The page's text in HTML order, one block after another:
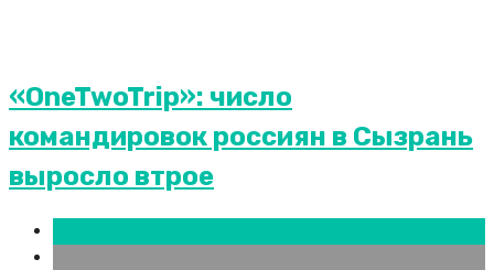
«OneTwoTrip»: число
командировок россиян в Сызрань
выросло втрое